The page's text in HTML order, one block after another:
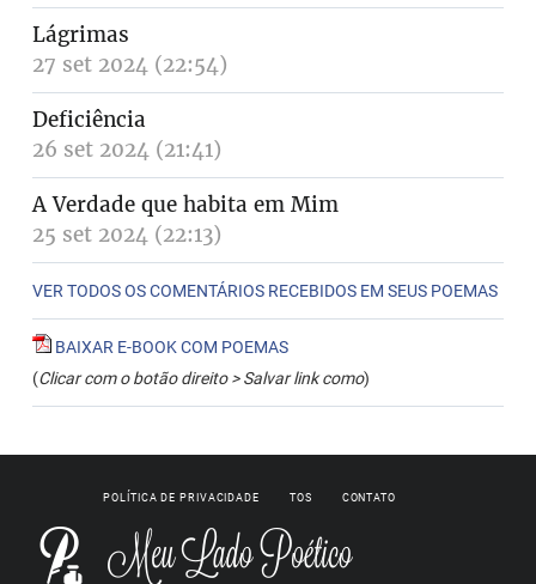
Lágrimas
27 set 2024 (22:54)
Deficiência
26 set 2024 (21:41)
A Verdade que habita em Mim
25 set 2024 (22:13)
VER TODOS OS COMENTÁRIOS RECEBIDOS EM SEUS POEMAS
BAIXAR E-BOOK COM POEMAS
(Clicar com o botão direito > Salvar link como)
POLÍTICA DE PRIVACIDADE TOS CONTATO